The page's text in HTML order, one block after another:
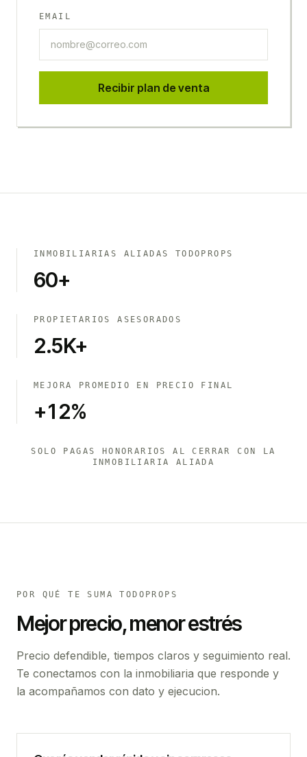
EMAIL
Recibir plan de venta
INMOBILIARIAS ALIADAS TODOPROPS
60+
PROPIETARIOS ASESORADOS
2.5K+
MEJORA PROMEDIO EN PRECIO FINAL
+12%
SOLO PAGAS HONORARIOS AL CERRAR CON LA
INMOBILIARIA ALIADA
POR QUÉ TE SUMA TODOPROPS
Mejor precio, menor estrés
Precio defendible, tiempos claros y seguimiento real.
Te conectamos con la inmobiliaria que responde y
la acompañamos con dato y ejecucion.